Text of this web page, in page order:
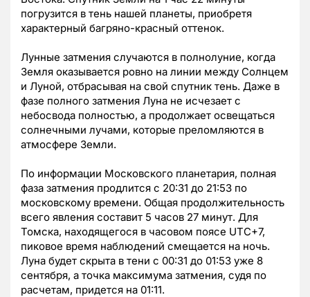
погрузится в тень нашей планеты, приобретя
характерный багряно-красный оттенок.
Лунные затмения случаются в полнолуние, когда
Земля оказывается ровно на линии между Солнцем
и Луной, отбрасывая на свой спутник тень. Даже в
фазе полного затмения Луна не исчезает с
небосвода полностью, а продолжает освещаться
солнечными лучами, которые преломляются в
атмосфере Земли.
По информации Московского планетария, полная
фаза затмения продлится с 20:31 до 21:53 по
московскому времени. Общая продолжительность
всего явления составит 5 часов 27 минут. Для
Томска, находящегося в часовом поясе UTC+7,
пиковое время наблюдений смещается на ночь.
Луна будет скрыта в тени с 00:31 до 01:53 уже 8
сентября, а точка максимума затмения, судя по
расчетам, придется на 01:11.